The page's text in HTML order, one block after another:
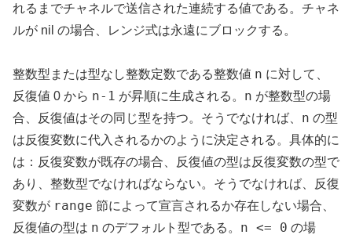
れるまでチャネルで送信された連続する値である。チャネ
ルが nil の場合、レンジ式は永遠にブロックする。
整数型または型なし整数定数である整数値 n に対して、
反復値 0 から n-1 が昇順に生成される。 n が整数型の場
合、反復値はその同じ型を持つ。そうでなければ、 n の型
は反復変数に代入されるかのように決定される。具体的に
は：反復変数が既存の場合、反復値の型は反復変数の型で
あり、整数型でなければならない。そうでなければ、反復
変数が range 節によって宣言されるか存在しない場合、
反復値の型は n のデフォルト型である。 n <= 0 の場